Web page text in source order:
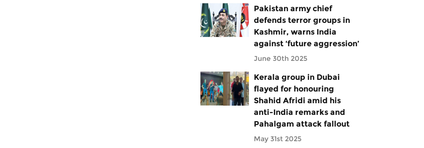
Pakistan army chief
defends terror groups in
Kashmir, warns India
against ‘future aggression’
June 30th 2025
Kerala group in Dubai
flayed for honouring
Shahid Afridi amid his
anti-India remarks and
Pahalgam attack fallout
May 31st 2025